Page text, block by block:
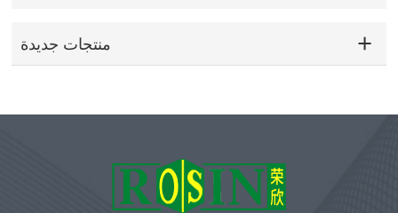
منتجات جديدة